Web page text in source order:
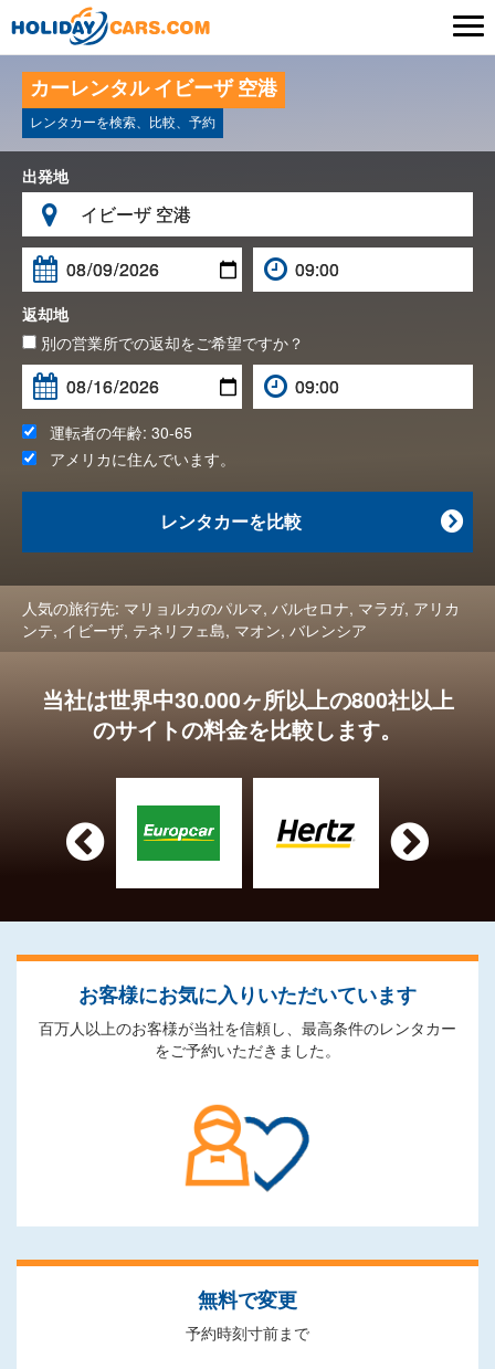
カーレンタル イビーザ 空港
レンタカーを検索、比較、予約
出発地


返却地
別の営業所での返却をご希望ですか？
運転者の年齢: 30-65
アメリカに住んでいます。

レンタカーを比較
人気の旅行先: マリョルカのパルマ, バルセロナ, マラガ, アリカ
ンテ, イビーザ, テネリフェ島, マオン, バレンシア
当社は世界中30.000ヶ所以上の800社以上
のサイトの料金を比較します。
 
お客様にお気に入りいただいています
百万人以上のお客様が当社を信頼し、最高条件のレンタカー
をご予約いただきました。
無料で変更
予約時刻寸前まで